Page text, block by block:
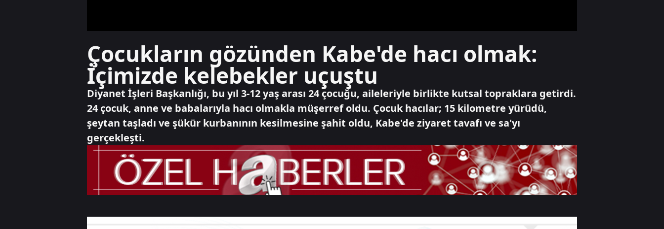
Enerjide savaş
etkisi! Altın, petrol
şekilleniyor
Gündem
FETÖ'nün kritik
yapılanması ve 15
süreç!
Çocukların gözünden Kabe'de hacı olmak:
İçimizde kelebekler uçuştu
Diyanet İşleri Başkanlığı, bu yıl 3-12 yaş arası 24 çocuğu, aileleriyle birlikte kutsal topraklara getirdi.
24 çocuk, anne ve babalarıyla hacı olmakla müşerref oldu. Çocuk hacılar; 15 kilometre yürüdü,
şeytan taşladı ve şükür kurbanının kesilmesine şahit oldu, Kabe'de ziyaret tavafı ve sa'yı
gerçekleşti.